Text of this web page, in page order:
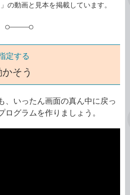
の動画と見本を掲載しています。
定する
そう
、いったん画面の真ん中に戻っ
グラムを作りましょう。